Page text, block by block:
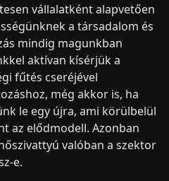
vállalatként alapvetően
a társadalom és
mindig magunkban
aktívan kísérjük a
fűtés cseréjével
még akkor is, ha
le egy újra, ami körülbelül
az elődmodell. Azonban
valóban a szektor
e.